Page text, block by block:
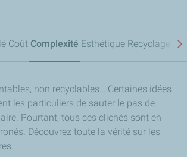
Coût Complexité Esthétique Recyclage
non recyclables… Certaines idées
les particuliers de sauter le pas de
Pourtant, tous ces clichés sont en
Découvrez toute la vérité sur les